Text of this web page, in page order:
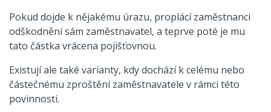
Pokud dojde k nějakému úrazu, proplácí zaměstnanci
odškodnění sám zaměstnavatel, a teprve poté je mu
tato částka vrácena pojišťovnou.
Existují ale také varianty, kdy dochází k celému nebo
částečnému zproštění zaměstnavatele v rámci této
povinnosti.